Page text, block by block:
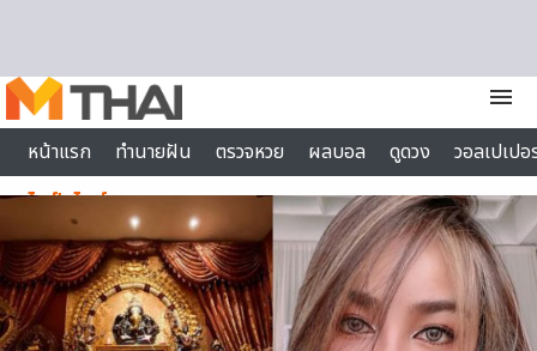
menu
หน้าแรก
ทำนายฝัน ตรวจหวย ผลบอล ดูดวง
วอลเปเป
ไลฟ์สไตล์